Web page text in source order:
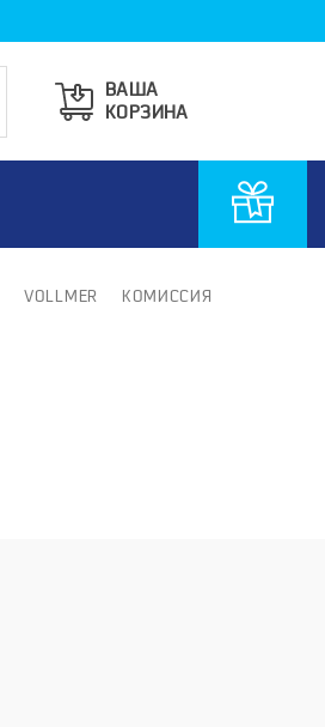
ВАША
КОРЗИНА
VOLLMER КОМИССИЯ